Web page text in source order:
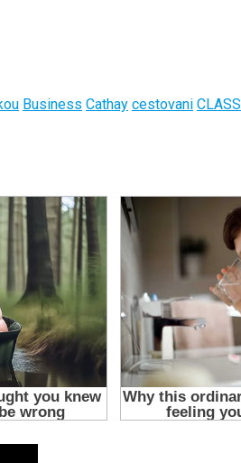
Business Cathay cestovani CLASS